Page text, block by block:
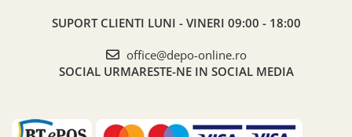
SUPORT CLIENTI LUNI - VINERI 09:00 - 18:00
office@depo-online.ro
SOCIAL URMARESTE-NE IN SOCIAL MEDIA